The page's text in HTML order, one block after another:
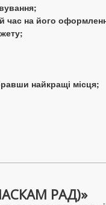
час на його
найкращі місця;
РАД)»